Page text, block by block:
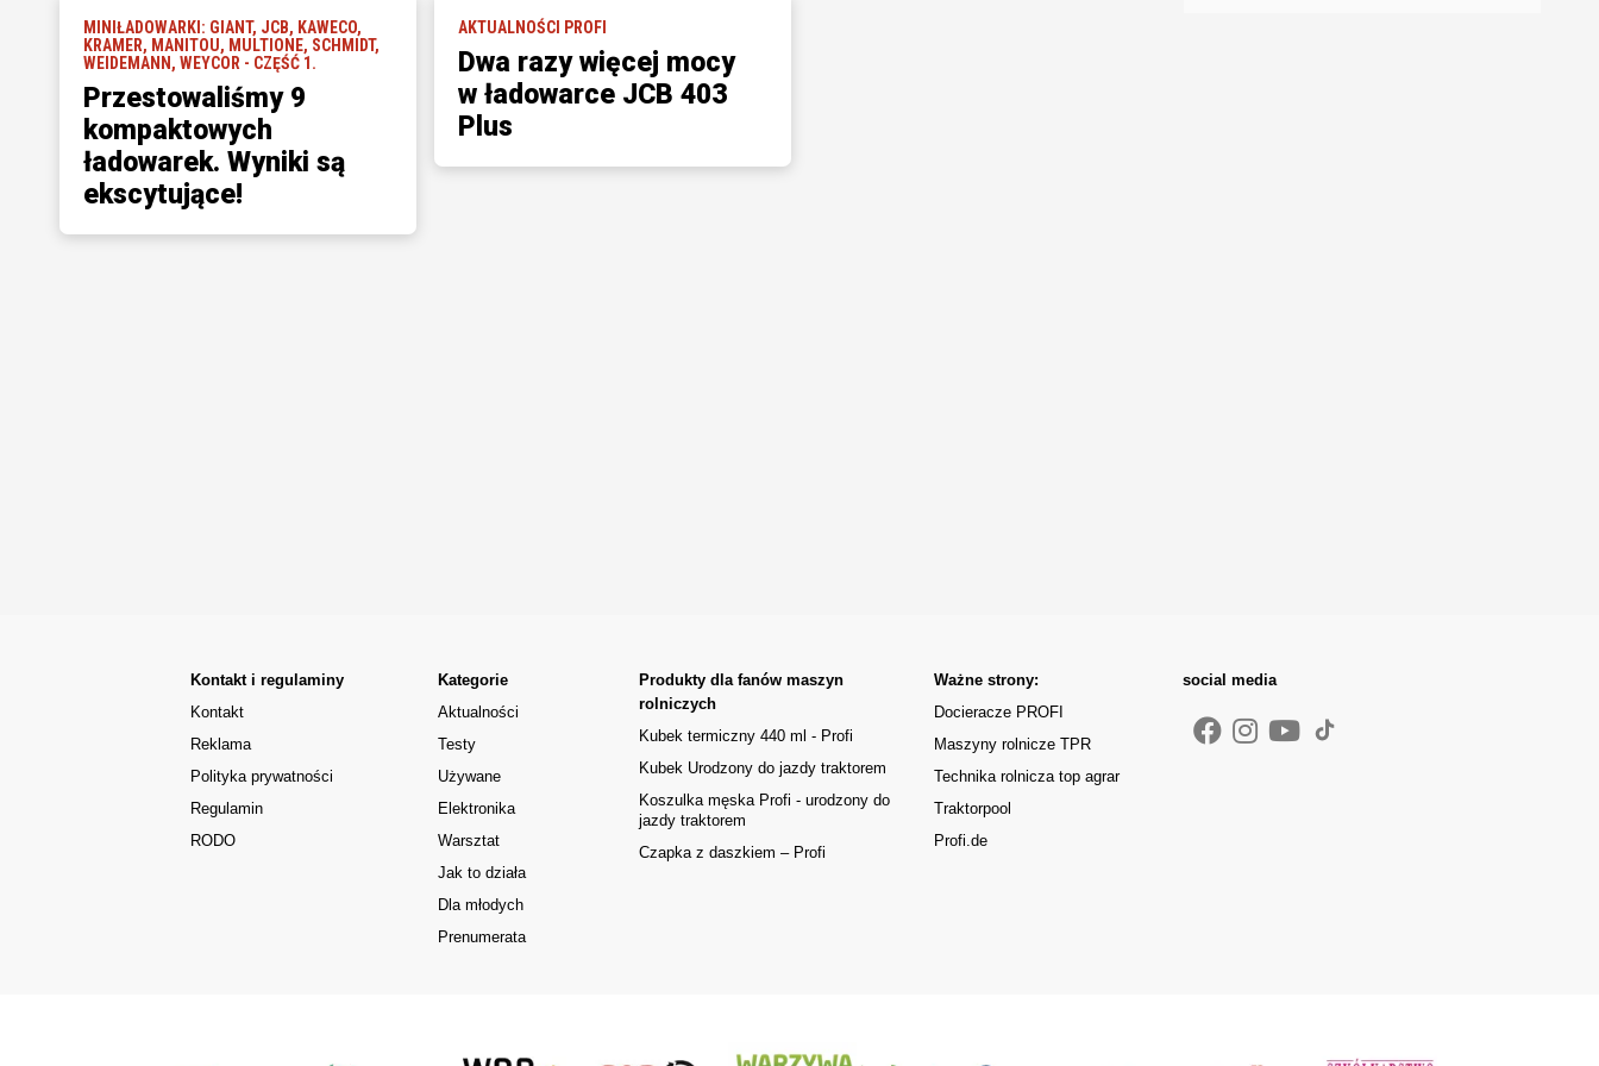
MINIŁADOWARKI: GIANT, JCB, KAWECO,
KRAMER, MANITOU, MULTIONE, SCHMIDT,
WEIDEMANN, WEYCOR - CZĘŚĆ 1.
Przestowaliśmy 9
kompaktowych
ładowarek. Wyniki są
ekscytujące!
AKTUALNOŚCI PROFI
Dwa razy więcej mocy
w ładowarce JCB 403
Plus
Kontakt i regulaminy
Kontakt
Reklama
Polityka prywatności
Regulamin
RODO
Kategorie
Aktualności
Testy
Używane
Elektronika
Warsztat
Jak to działa
Dla młodych
Prenumerata
Produkty dla fanów maszyn
rolniczych
Kubek termiczny 440 ml - Profi
Kubek Urodzony do jazdy traktorem
Koszulka męska Profi - urodzony do
jazdy traktorem
Czapka z daszkiem – Profi
Ważne strony:
Docieracze PROFI
Maszyny rolnicze TPR
Technika rolnicza top agrar
Traktorpool
Profi.de
social media